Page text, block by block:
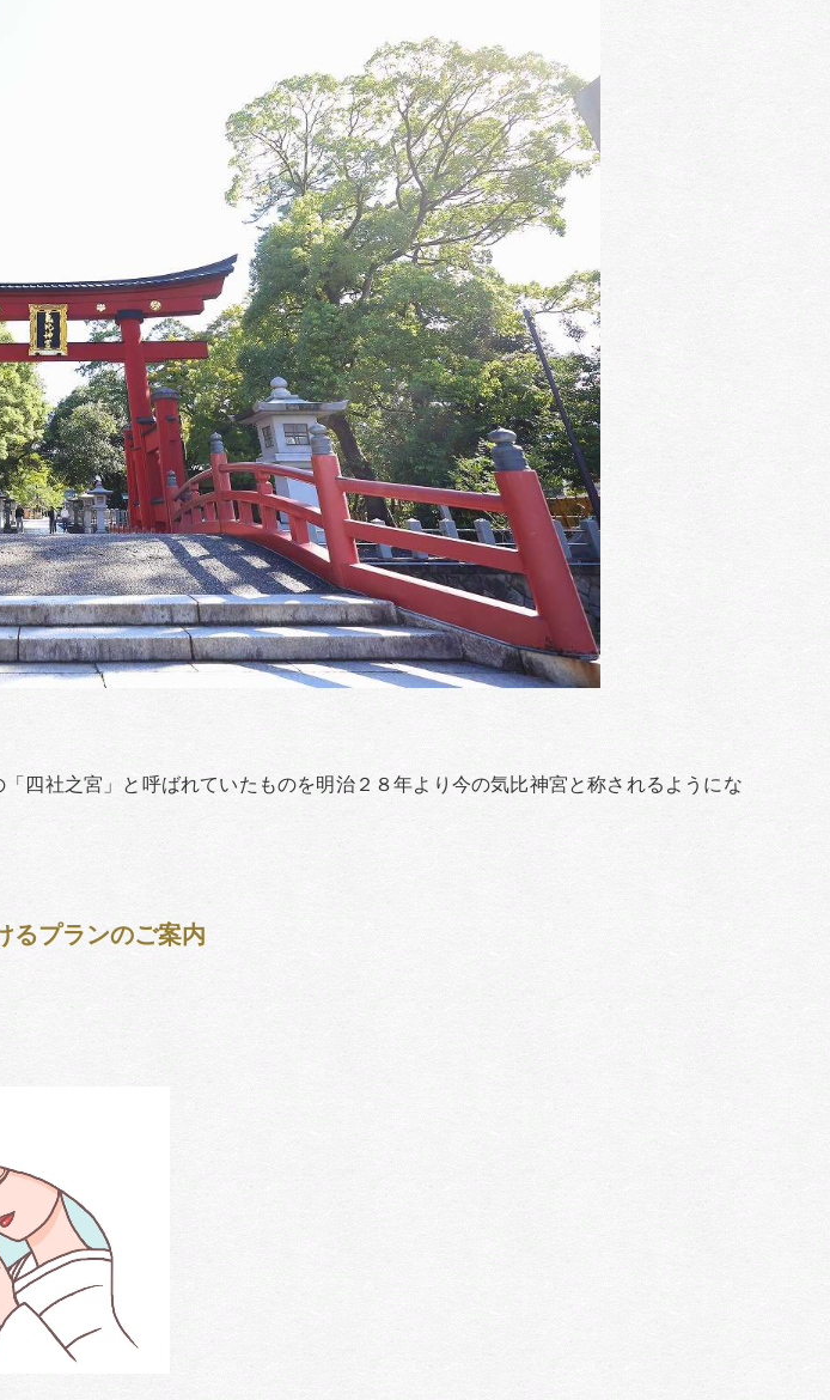
四社之宮」と呼ばれていたものを明治２８年より今の気比神宮と称されるようにな
るプランのご案内